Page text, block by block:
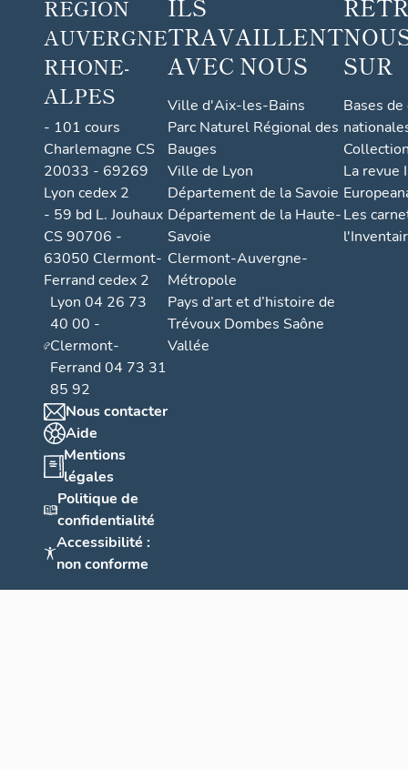
figurée
RÉGION
AUVERGNE
RHONE-
ALPES
- 101 cours
Charlemagne CS
20033 - 69269
Lyon cedex 2
- 59 bd L. Jouhaux
CS 90706 -
63050 Clermont-
Ferrand cedex 2
Lyon 04 26 73
40 00 -
Clermont-
Ferrand 04 73 31
85 92
Nous contacter
Aide
Mentions
légales
Politique de
confidentialité
Accessibilité :
non conforme
ILS
TRAVAILLENT
AVEC NOUS
Ville d'Aix-les-Bains
Parc Naturel Régional des
Bauges
Ville de Lyon
Département de la Savoie
Département de la Haute-
Savoie
Clermont-Auvergne-
Métropole
Pays d’art et d’histoire de
Trévoux Dombes Saône
Vallée
SUR
Bases
La revue
Les